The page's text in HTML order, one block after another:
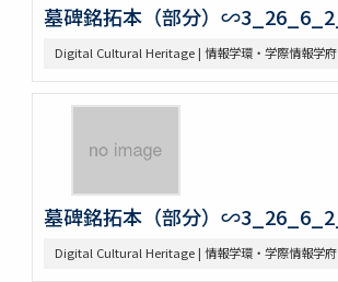
墓碑銘拓本（部分）
Digital Cultural Heritage | 情報学環・学際情報学府
墓碑銘拓本（部分）
Digital Cultural Heritage | 情報学環・学際情報学府